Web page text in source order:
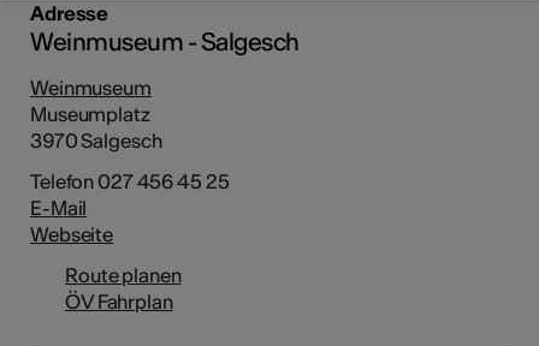
Adresse
Weinmuseum - Salgesch
Weinmuseum
Museumplatz
3970 Salgesch
Telefon 027 456 45 25
E-Mail
Webseite
Route planen
ÖV Fahrplan